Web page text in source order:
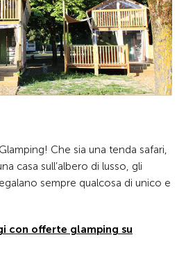
Che sia una tenda safari,
casa sull’albero di lusso, gli
sempre qualcosa di unico e
con offerte glamping su